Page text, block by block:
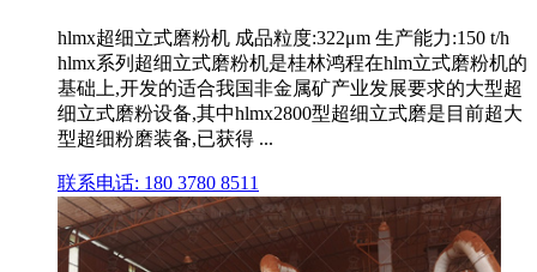
hlmx超细立式磨粉机 成品粒度:322μm 生产能力:150 t/h
hlmx系列超细立式磨粉机是桂林鸿程在hlm立式磨粉机的
基础上,开发的适合我国非金属矿产业发展要求的大型超
细立式磨粉设备,其中hlmx2800型超细立式磨是目前超大
型超细粉磨装备,已获得 ...
联系电话: 180 3780 8511